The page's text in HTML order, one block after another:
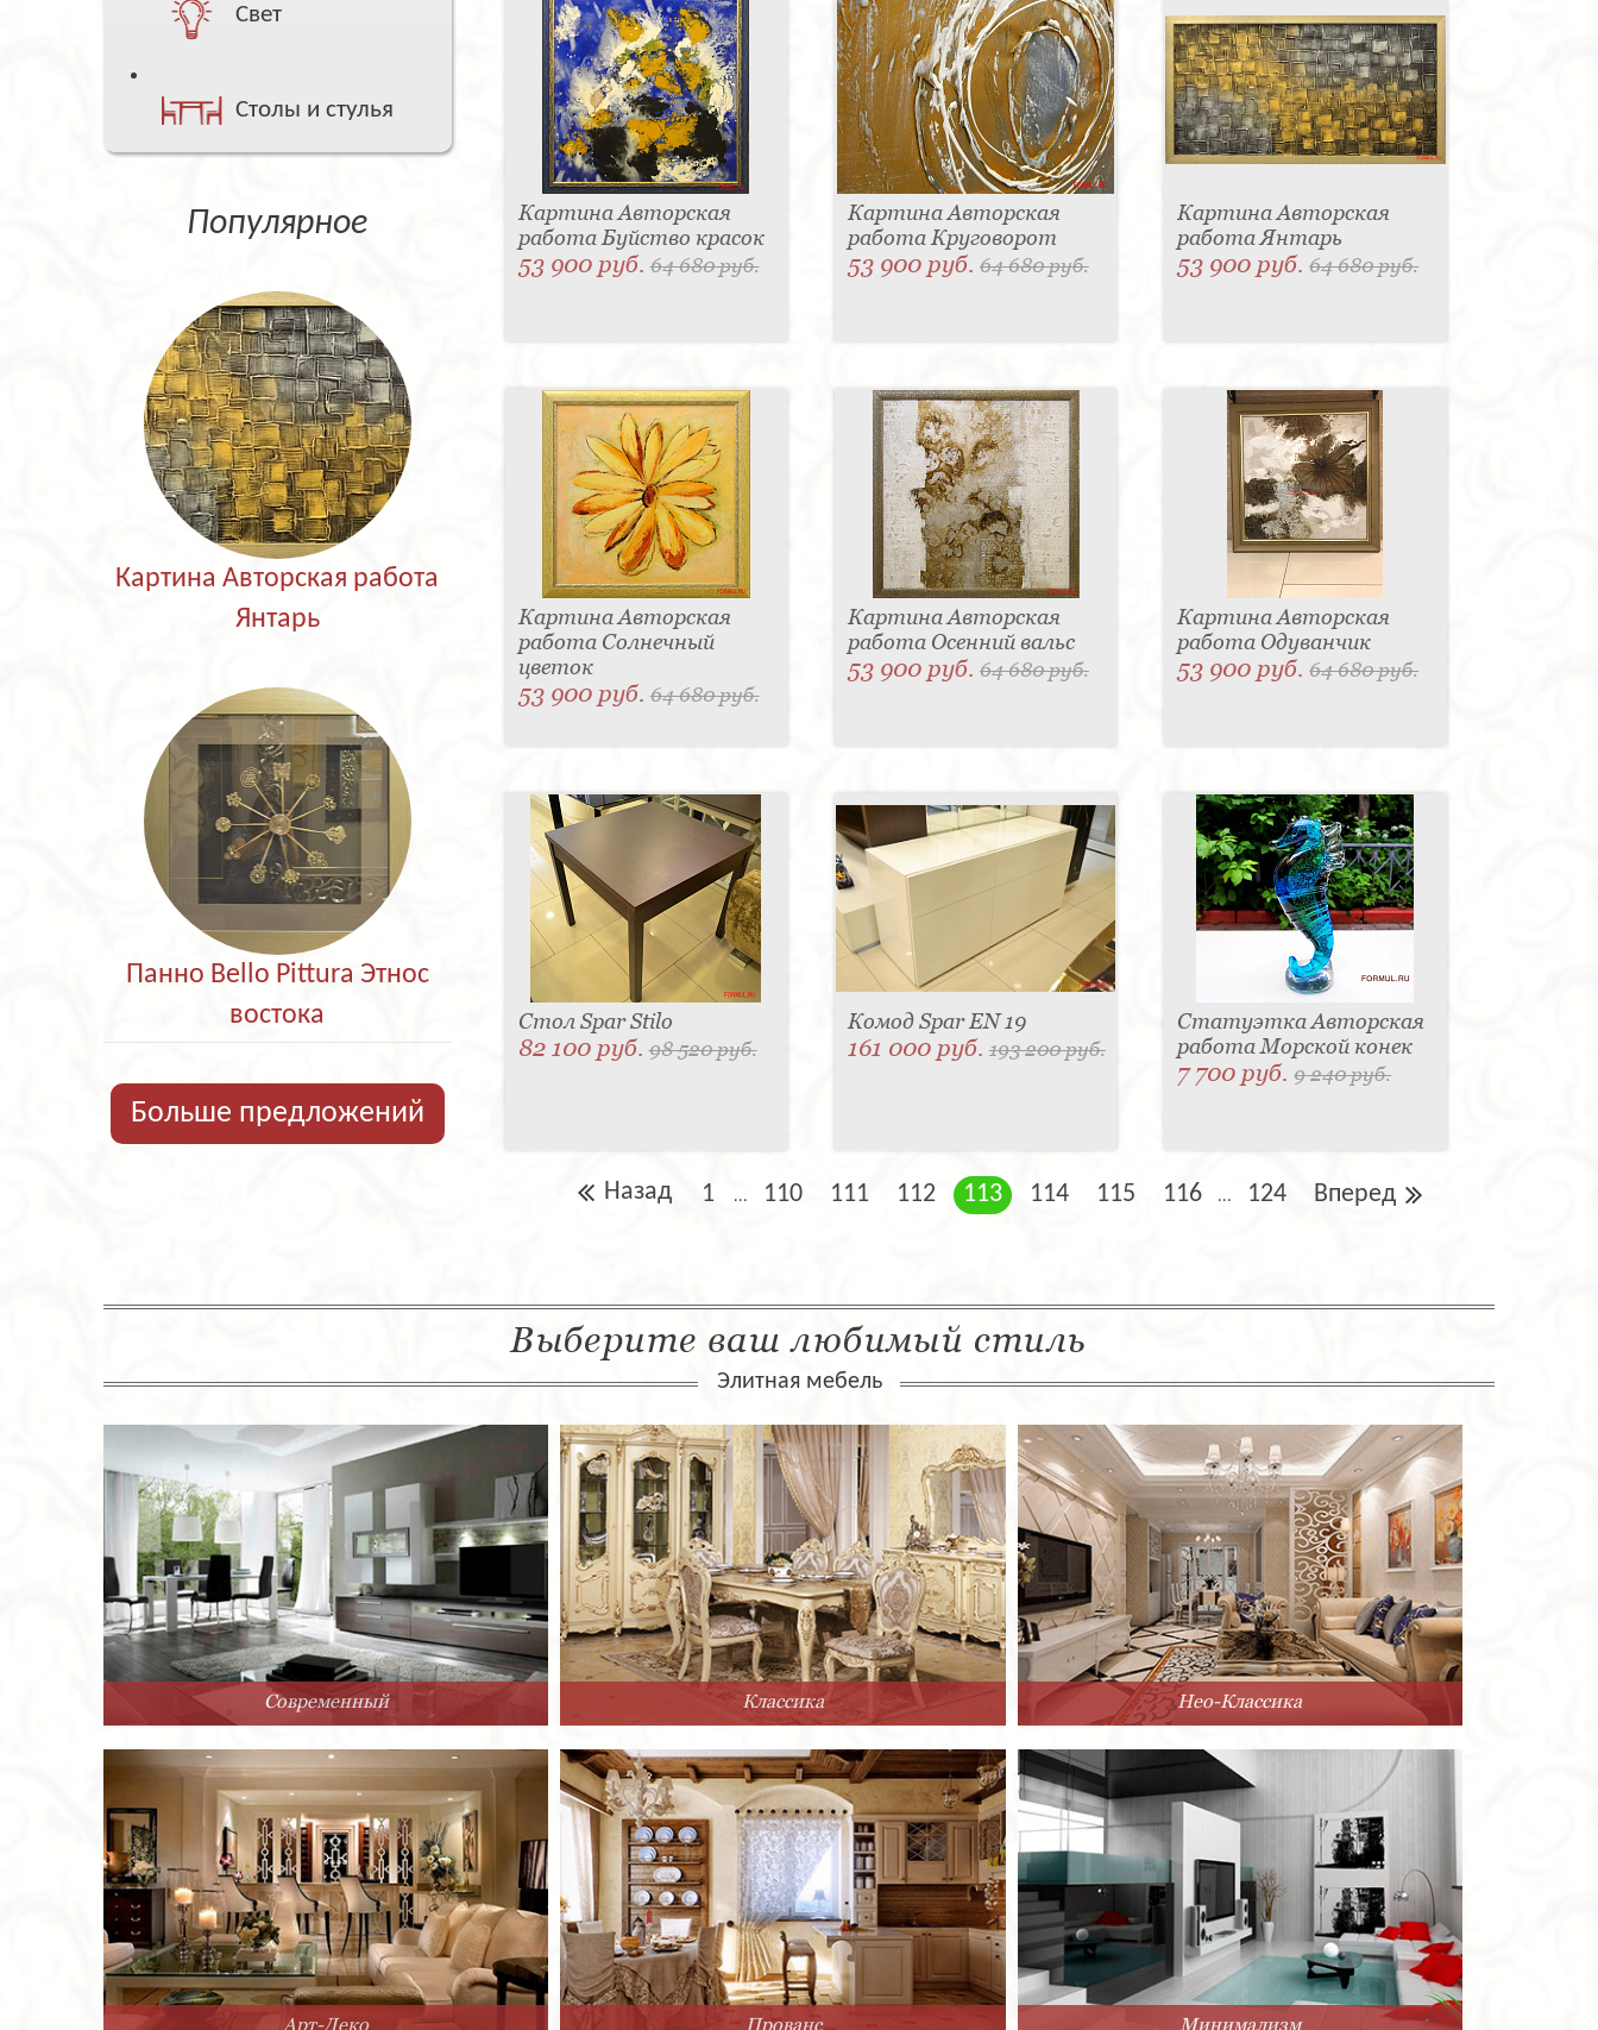
Свет
Столы и стулья
Популярное
Картина Авторская работа
Янтарь
Панно Bello Pittura Этнос
востока
Больше предложений
Картина Авторская
работа Буйство красок
53 900 руб.64 680 руб.
Картина Авторская
работа Круговорот
53 900 руб. 64 680 руб.
Картина Авторская
работа Янтарь
53 900 руб.64 680 руб.
Картина Авторская
работа Солнечный
цветок
53 900 руб.64 680 руб.
Картина Авторская
работа Осенний вальс
53 900 руб. 64 680 руб.
Картина Авторская
работа Одуванчик
53 900 руб.64 680 руб.
Стол Spar Stilo
82 100 руб.98 520 руб.
Комод Spar EN 19
161 000 руб. 193 200 руб.
Статуэтка Авторская
работа Морской конек
7 700 руб.9 240 руб.
Назад 1 ... 110 111 112 113 114 115 116 ... 124 Вперед
Выберите ваш любимый стиль
Элитная мебель
Современный Классика Нео-Классика
Арт-Деко Прованс Минимализм